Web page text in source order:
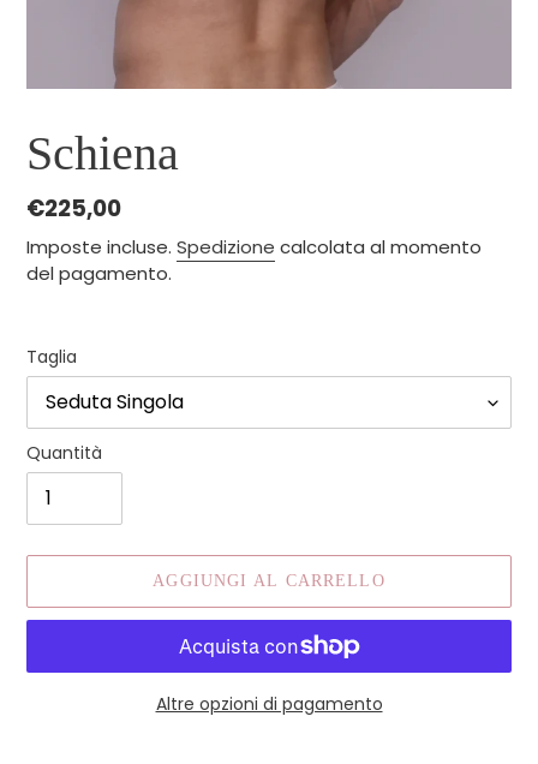
Schiena
Prezzo
di
listino
€225,00
Imposte incluse. Spedizione calcolata al momento
del pagamento.
Taglia
Quantità
AGGIUNGI AL CARRELLO
Altre opzioni di pagamento